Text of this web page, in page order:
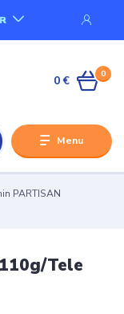
Menu
0
0 €
PARTISAN
Tele